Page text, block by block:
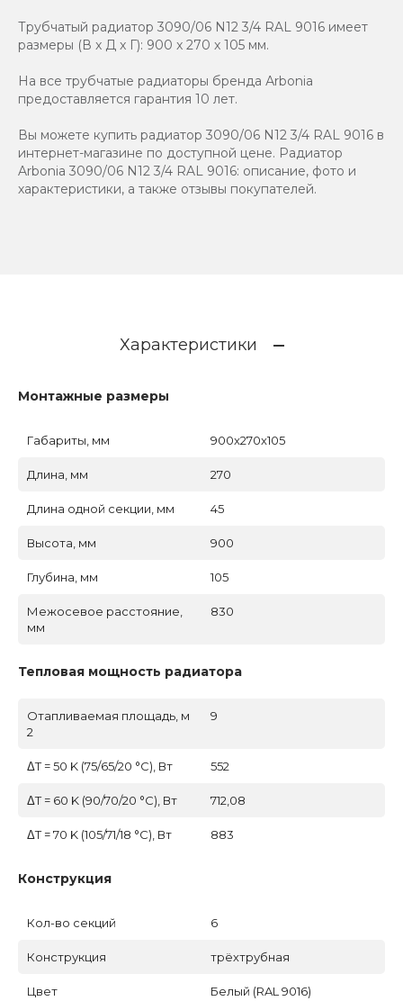
Трубчатый радиатор 3090/06 N12 3/4 RAL 9016 имеет
размеры (В x Д x Г): 900 x 270 x 105 мм.
На все трубчатые радиаторы бренда Аrbonia
предоставляется гарантия 10 лет.
Вы можете купить радиатор 3090/06 N12 3/4 RAL 9016 в
интернет-магазине по доступной цене. Радиатор
Arbonia 3090/06 N12 3/4 RAL 9016: описание, фото и
характеристики, а также отзывы покупателей.
Характеристики
Монтажные размеры
Габариты, мм 900x270x105
Длина, мм 270
Длина одной секции, мм 45
Высота, мм 900
Глубина, мм 105
Межосевое расстояние,
мм
830
Тепловая мощность радиатора
Отапливаемая площадь, м
2
9
ΔT = 50 K (75/65/20 °C), Вт 552
ΔT = 60 K (90/70/20 °C), Вт 712,08
ΔT = 70 K (105/71/18 °C), Вт 883
Конструкция
Кол-во секций 6
Конструкция трёхтрубная
Цвет Белый (RAL 9016)